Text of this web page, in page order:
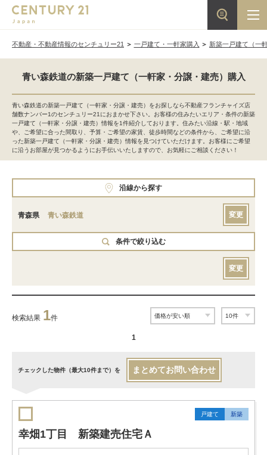
不動産・不動産情報のセンチュリー21 一戸建て・一軒家購入 新築一戸建て（一
青い森鉄道の新築一戸建て（一軒家・分譲・建売）購入
青い森鉄道の新築一戸建て（一軒家・分譲・建売）をお探しなら不動産フランチャイズ店
舗数ナンバー1のセンチュリー21におまかせ下さい。お客様の住みたいエリア・条件の新築
一戸建て（一軒家・分譲・建売）情報を1件紹介しております。住みたい沿線・駅・地域
や、ご希望に合った間取り、予算・ご希望の家賃、徒歩時間などの条件から、ご希望に沿
った新築一戸建て（一軒家・分譲・建売）情報を見つけていただけます。お客様にご希望
に沿うお部屋が見つかるようにお手伝いいたしますので、お気軽にご相談ください！
沿線から探す
青森県 青い森鉄道 変更
条件で絞り込む
変更
検索結果 1件
1
チェックした物件（最大10件まで）を まとめてお問い合わせ
戸建て 新築
幸畑1丁目 新築建売住宅Ａ